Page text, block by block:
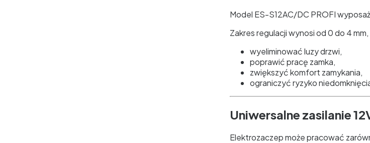
Model ES-S12AC/DC PROFI
Zakres regulacji wynosi od 0 do 4
wyeliminować luzy drzwi,
poprawić pracę zamka,
zwiększyć komfort zamykania,
ograniczyć ryzyko
Uniwersalne zasilanie
Elektrozaczep może pracować